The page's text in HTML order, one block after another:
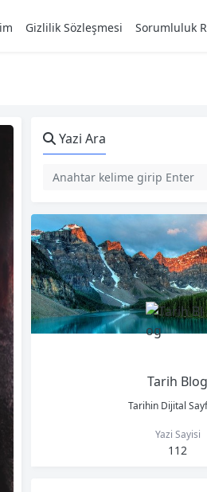
Gizlilik Sözleşmesi Sorumluluk
Yazi Ara
Tarih Blog
Tarihin Dijital
Yazi Sayisi
112